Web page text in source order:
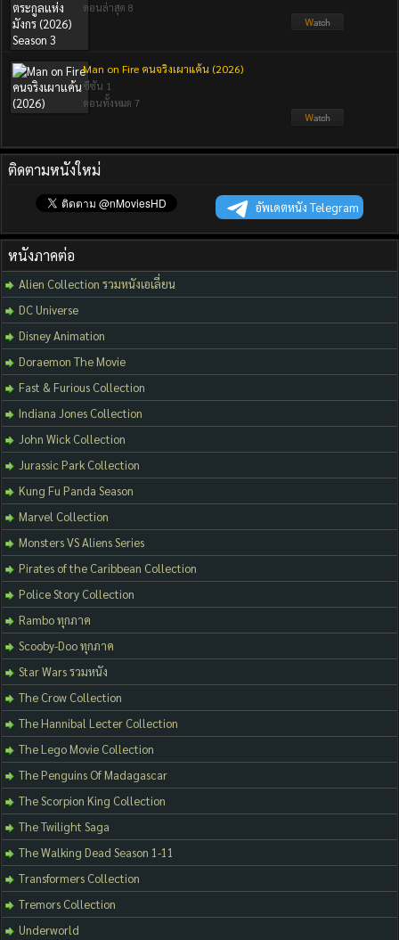
ตอนล่าสุด 8
Man on Fire คนจริงเผาแค้น (2026)
ซีซัน 1
ตอนทั้งหมด 7
ติดตามหนังใหม่
อัพเดตหนัง Telegram
หนังภาคต่อ
Alien Collection รวมหนังเอเลี่ยน
DC Universe
Disney Animation
Doraemon The Movie
Fast & Furious Collection
Indiana Jones Collection
John Wick Collection
Jurassic Park Collection
Kung Fu Panda Season
Marvel Collection
Monsters VS Aliens Series
Pirates of the Caribbean Collection
Police Story Collection
Rambo ทุกภาค
Scooby-Doo ทุกภาค
Star Wars รวมหนัง
The Crow Collection
The Hannibal Lecter Collection
The Lego Movie Collection
The Penguins Of Madagascar
The Scorpion King Collection
The Twilight Saga
The Walking Dead Season 1-11
Transformers Collection
Tremors Collection
Underworld